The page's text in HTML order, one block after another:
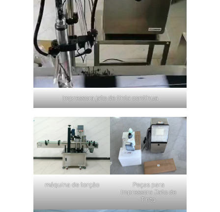
Impressora jato de tinta contínua
máquina de torção
Peças para
Impressora Jato de
Tinta